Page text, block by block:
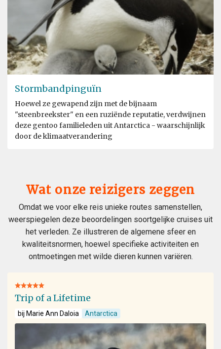
Stormbandpinguïn
Hoewel ze gewapend zijn met de bijnaam
"steenbreekster" en een ruziënde reputatie, verdwijnen
deze gentoo familieleden uit Antarctica - waarschijnlijk
door de klimaatverandering
Wat onze reizigers zeggen
Omdat we voor elke reis unieke routes samenstellen,
weerspiegelen deze beoordelingen soortgelijke cruises uit
het verleden. Ze illustreren de algemene sfeer en
kwaliteitsnormen, hoewel specifieke activiteiten en
ontmoetingen met wilde dieren kunnen variëren.
Trip of a Lifetime
bij Marie Ann Daloia Antarctica